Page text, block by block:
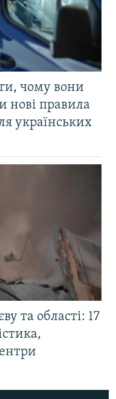
чому вони
нові правила
українських
та області: 17